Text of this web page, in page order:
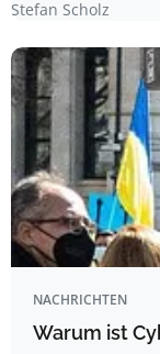
Stefan Scholz
NACHRICHTEN
Warum ist